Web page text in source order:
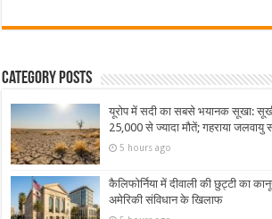
Category Posts
यूरोप में सदी का सबसे भयानक सूखा:
25,000 से ज्यादा मौतें; गहराया
5 hours ago
कैलिफोर्निया में दीवाली की छुट्टी का
अमेरिकी संविधान के खिलाफ